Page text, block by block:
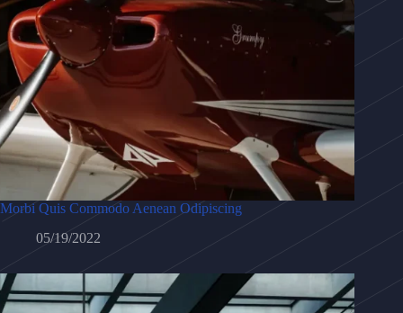
Morbi Quis Commodo Aenean Odipiscing
05/19/2022